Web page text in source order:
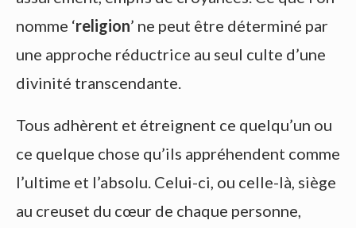
nomme ‘religion’ ne peut être déterminé par
une approche réductrice au seul culte d’une
divinité transcendante.
Tous adhèrent et étreignent ce quelqu’un ou
ce quelque chose qu’ils appréhendent comme
l’ultime et l’absolu. Celui-ci, ou celle-là, siège
au creuset du cœur de chaque personne,